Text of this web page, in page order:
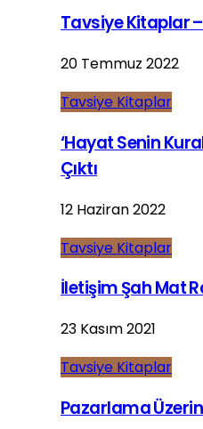
Tavsiye Kitaplar
20 Temmuz 2022
Tavsiye Kitaplar
‘Hayat Senin
Çıktı
12 Haziran 2022
Tavsiye Kitaplar
İletişim Şah Mat
23 Kasım 2021
Tavsiye Kitaplar
Pazarlama